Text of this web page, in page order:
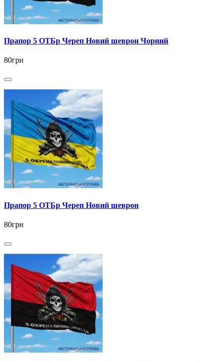
Прапор 5 ОТБр Череп Новий шеврон Чорний
80грн
Прапор 5 ОТБр Череп Новий шеврон
80грн